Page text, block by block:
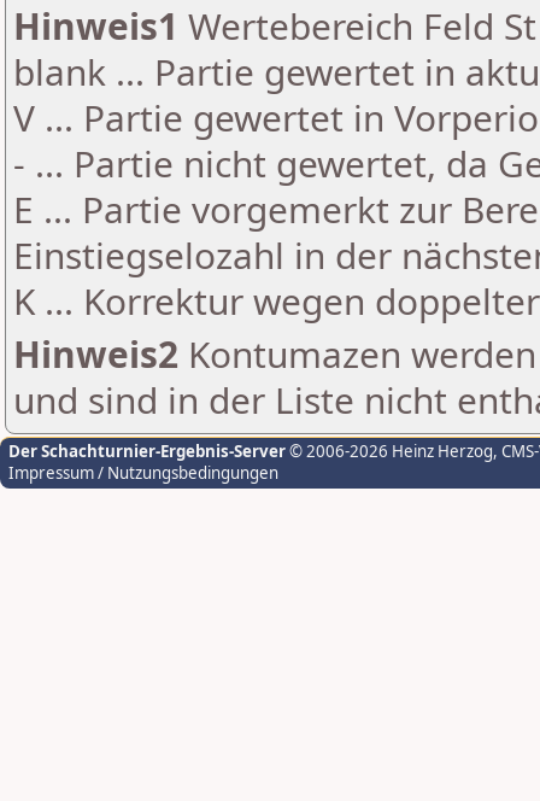
Hinweis1 Wertebereich Feld
blank ... Partie gewertet in
V ... Partie gewertet in
- ... Partie nicht gewertet, da
E ... Partie vorgemerkt zur
Einstiegselozahl in der
K ... Korrektur wegen
Hinweis2 Kontumazen
und sind in der Liste nicht
Der Schachturnier-Ergebnis-Server© 2006-2026 Heinz Herzog,
Impressum / Nutzungsbedingungen